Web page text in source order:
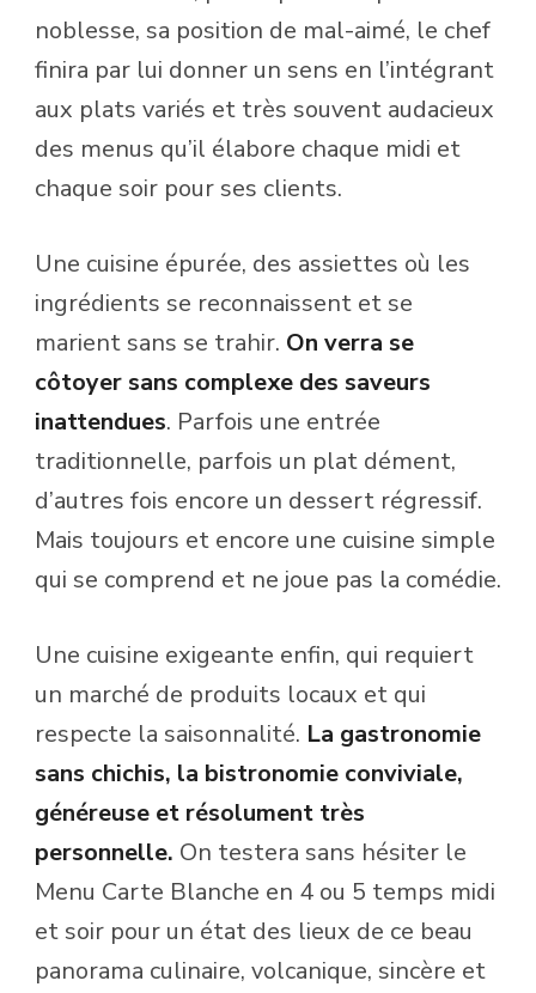
noblesse, sa position de mal-aimé, le chef
finira par lui donner un sens en l’intégrant
aux plats variés et très souvent audacieux
des menus qu’il élabore chaque midi et
chaque soir pour ses clients.
Une cuisine épurée, des assiettes où les
ingrédients se reconnaissent et se
marient sans se trahir. On verra se
côtoyer sans complexe des saveurs
inattendues. Parfois une entrée
traditionnelle, parfois un plat dément,
d’autres fois encore un dessert régressif.
Mais toujours et encore une cuisine simple
qui se comprend et ne joue pas la comédie.
Une cuisine exigeante enfin, qui requiert
un marché de produits locaux et qui
respecte la saisonnalité. La gastronomie
sans chichis, la bistronomie conviviale,
généreuse et résolument très
personnelle. On testera sans hésiter le
Menu Carte Blanche en 4 ou 5 temps midi
et soir pour un état des lieux de ce beau
panorama culinaire, volcanique, sincère et